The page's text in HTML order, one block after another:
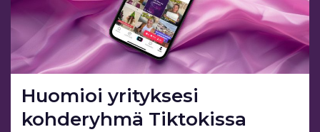
Huomioi yrityksesi
kohderyhmä Tiktokissa